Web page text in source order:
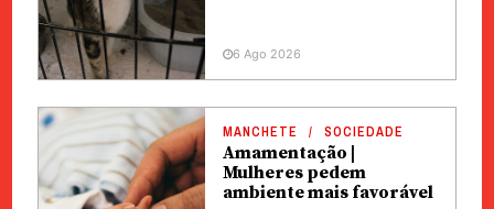
6 Ago 2026
MANCHETE SOCIEDADE
Amamentação |
Mulheres pedem
ambiente mais favorável